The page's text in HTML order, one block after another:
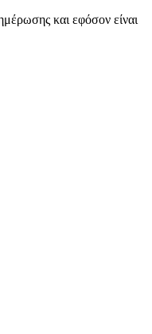
και εφόσον είναι